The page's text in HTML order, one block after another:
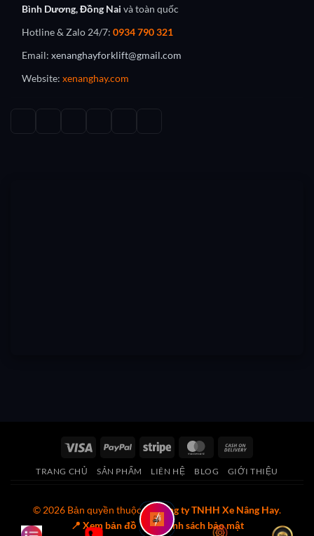
Bình Dương, Đồng Nai và toàn quốc
Hotline & Zalo 24/7: 0934 790 321
Email: xenanghayforklift@gmail.com
Website: xenanghay.com
Visa PayPal Stripe MasterCard
Delivery
TRANG CHỦ SẢN PHẨM LIÊN HỆ BLOG GIỚI THIỆU
© 2026 Bản quyền thuộc vềCông ty TNHH Xe Nâng Hay.
📍 Xem bản đồ
🔒 Chính sách bảo mật